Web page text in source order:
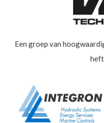
Een groep van